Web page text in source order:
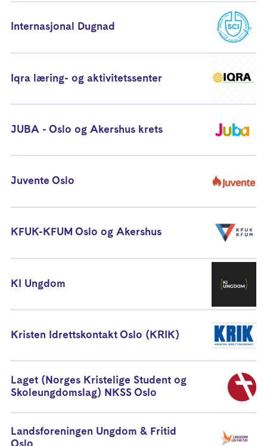
Internasjonal Dugnad
Iqra læring- og aktivitetssenter
JUBA - Oslo og Akershus krets
Juvente Oslo
KFUK-KFUM Oslo og Akershus
KI Ungdom
Kristen Idrettskontakt Oslo (KRIK)
Laget (Norges Kristelige Student og
Skoleungdomslag) NKSS Oslo
Landsforeningen Ungdom & Fritid